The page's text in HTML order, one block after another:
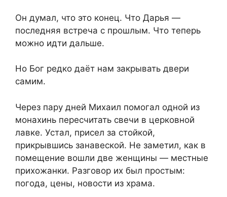
Он думал, что это конец. Что Дарья —
последняя встреча с прошлым. Что теперь
можно идти дальше.
Но Бог редко даёт нам закрывать двери
самим.
Через пару дней Михаил помогал одной из
монахинь пересчитать свечи в церковной
лавке. Устал, присел за стойкой,
прикрывшись занавеской. Не заметил, как в
помещение вошли две женщины — местные
прихожанки. Разговор их был простым:
погода, цены, новости из храма.